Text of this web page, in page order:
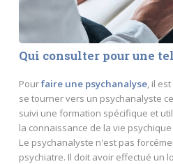
Qui consulter pour une
Pourfaire une psychanalyse, il
se tourner vers un psychanalyste
suivi une formation spécifique et
la connaissance de la vie
Le psychanalyste n'est pas
psychiatre. Il doit avoir effectué un